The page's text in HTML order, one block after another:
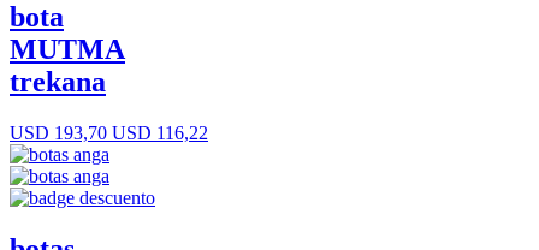
bota
MUTMA
trekana
USD 193,70 USD 116,22